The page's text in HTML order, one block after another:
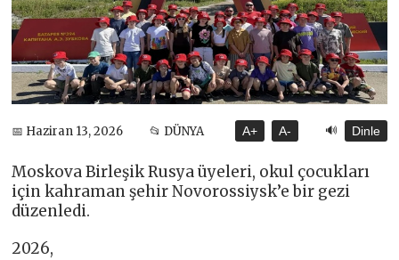
📅 Haziran 13, 2026 📂 DÜNYA A+ A- 🔊 Dinle
Moskova Birleşik Rusya üyeleri, okul çocukları
için kahraman şehir Novorossiysk’e bir gezi
düzenledi.
2026,